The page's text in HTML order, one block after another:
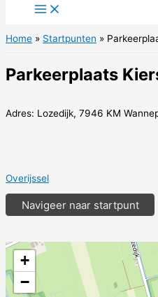
inhoud
Home Startpunten
Parkeerplaats
Adres: Lozedijk, 7946 KM
Overijssel
Navigeer naar startpunt
+
−